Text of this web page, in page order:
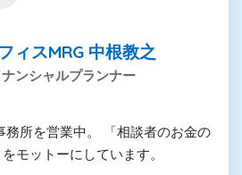
ィスMRG 中根教之
ンシャルプランナー
務所を営業中。 「相談者のお金の
モットーにしています。